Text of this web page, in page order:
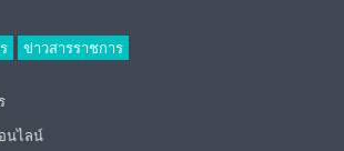
ข่าวสารราชการ
นไลน์